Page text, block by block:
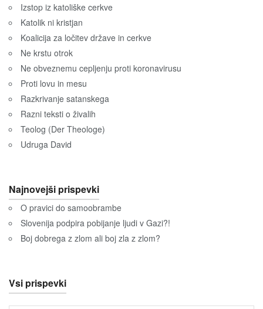
Izstop iz katoliške cerkve
Katolik ni kristjan
Koalicija za ločitev države in cerkve
Ne krstu otrok
Ne obveznemu cepljenju proti koronavirusu
Proti lovu in mesu
Razkrivanje satanskega
Razni teksti o živalih
Teolog (Der Theologe)
Udruga David
Najnovejši prispevki
O pravici do samoobrambe
Slovenija podpira pobijanje ljudi v Gazi?!
Boj dobrega z zlom ali boj zla z zlom?
Vsi prispevki